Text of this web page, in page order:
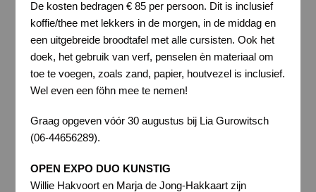
De kosten bedragen € 85 per persoon. Dit is inclusief
koffie/thee met lekkers in de morgen, in de middag en
een uitgebreide broodtafel met alle cursisten. Ook het
doek, het gebruik van verf, penselen èn materiaal om
toe te voegen, zoals zand, papier, houtvezel is inclusief.
Wel even een föhn mee te nemen!
Graag opgeven vóór 30 augustus bij Lia Gurowitsch
(06-44656289).
OPEN EXPO DUO KUNSTIG
Willie Hakvoort en Marja de Jong-Hakkaart zijn